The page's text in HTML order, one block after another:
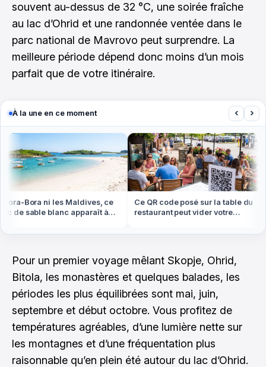
souvent au-dessus de 32 °C, une soirée fraîche
au lac d’Ohrid et une randonnée ventée dans le
parc national de Mavrovo peut surprendre. La
meilleure période dépend donc moins d’un mois
parfait que de votre itinéraire.
À la une en ce moment ‹ ›
Bora ni les Maldives, ce
de sable blanc apparaît à
Ce QR code posé sur la table du
restaurant peut vider votre
Pour un premier voyage mêlant Skopje, Ohrid,
Bitola, les monastères et quelques balades, les
périodes les plus équilibrées sont mai, juin,
septembre et début octobre. Vous profitez de
températures agréables, d’une lumière nette sur
les montagnes et d’une fréquentation plus
raisonnable qu’en plein été autour du lac d’Ohrid.